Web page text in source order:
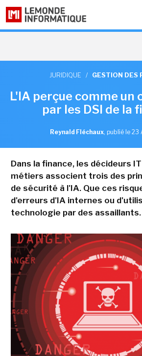
JURIDIQUE / GESTION DES
L'IA perçue comme un
par les DSI de la
Reynald Fléchaux, publié le 23
Dans la finance, les décideurs
métiers associent trois des
de sécurité à l'IA. Que ces
d'erreurs d'IA internes ou
technologie par des assaillants.